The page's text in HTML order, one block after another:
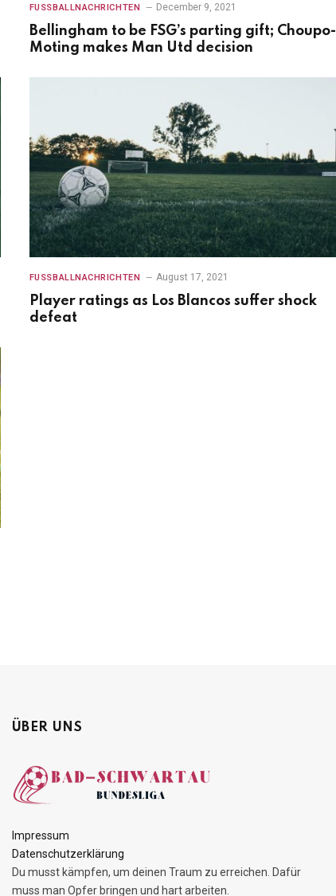
FUSSBALLNACHRICHTEN December 9, 2021
Bellingham to be FSG’s parting gift; Choupo-
Moting makes Man Utd decision
FUSSBALLNACHRICHTEN August 17, 2021
Player ratings as Los Blancos suffer shock
defeat
ÜBER UNS
Impressum
Datenschutzerklärung
Du musst kämpfen, um deinen Traum zu erreichen. Dafür
muss man Opfer bringen und hart arbeiten.